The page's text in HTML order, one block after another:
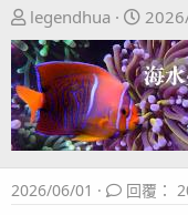
主
題
發
起
人
legendhua
開
始
日
期
2026/06/01 回覆：